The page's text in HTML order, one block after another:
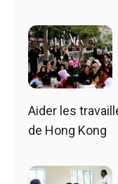
Aider les
de Hong Kong